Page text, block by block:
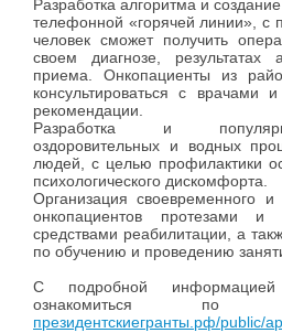
Разработка алгоритма и
телефонной «горячей линии»,
человек сможет получить
своем диагнозе, результатах
приема. Онкопациенты из
консультироваться с врачами
рекомендации.
Разработка и
оздоровительных и водных
людей, с целью профилактики
психологического дискомфорта.
Организация своевременного и
онкопациентов протезами и
средствами реабилитации, а
по обучению и проведению
С подробной
ознакомиться
президентскиегранты.рф/public/